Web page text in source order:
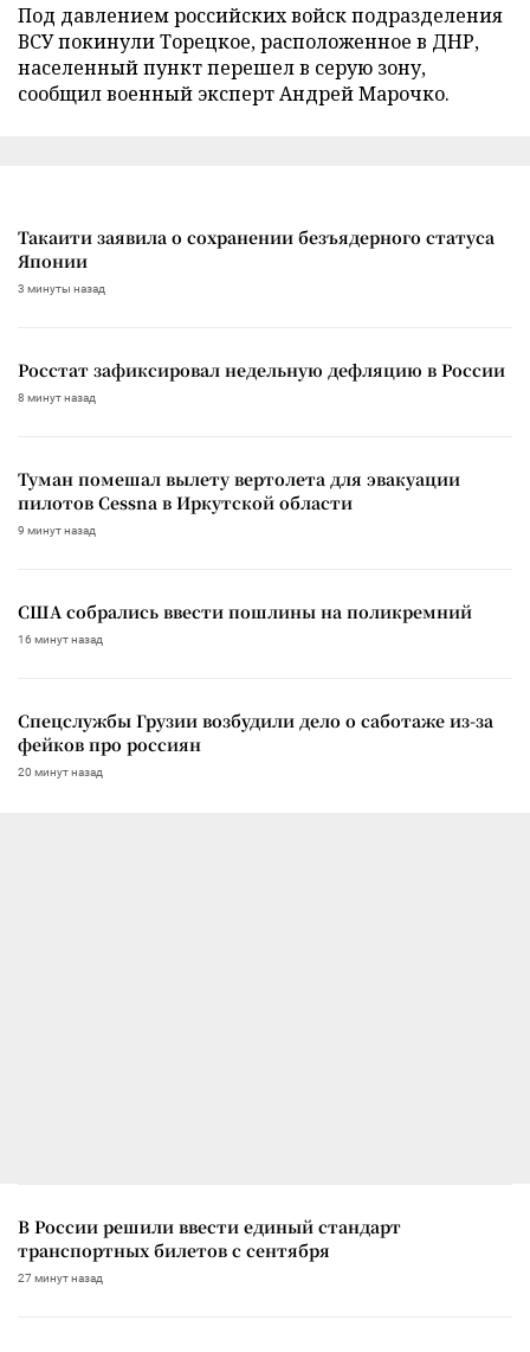
Под давлением российских войск подразделения
ВСУ покинули Торецкое, расположенное в ДНР,
населенный пункт перешел в серую зону,
сообщил военный эксперт Андрей Марочко.
Такаити заявила о сохранении безъядерного статуса
Японии
3 минуты назад
Росстат зафиксировал недельную дефляцию в России
8 минут назад
Туман помешал вылету вертолета для эвакуации
пилотов Cessna в Иркутской области
9 минут назад
США собрались ввести пошлины на поликремний
16 минут назад
Спецслужбы Грузии возбудили дело о саботаже из-за
фейков про россиян
20 минут назад
В России решили ввести единый стандарт
транспортных билетов с сентября
27 минут назад